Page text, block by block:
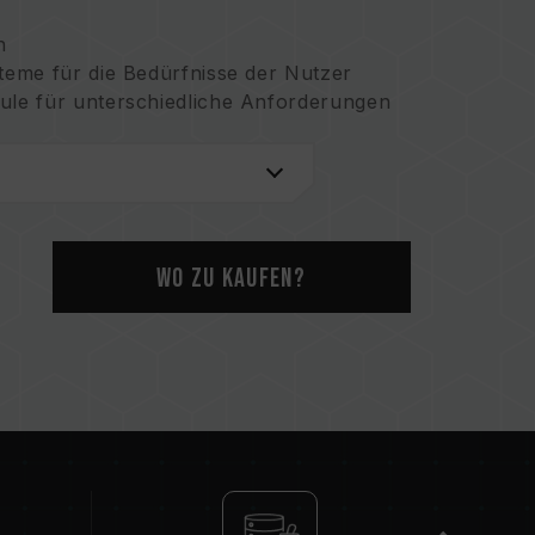
für die Bedürfnisse der Nutzer
für unterschiedliche Anforderungen
des Produktstatus
Wo zu kaufen?